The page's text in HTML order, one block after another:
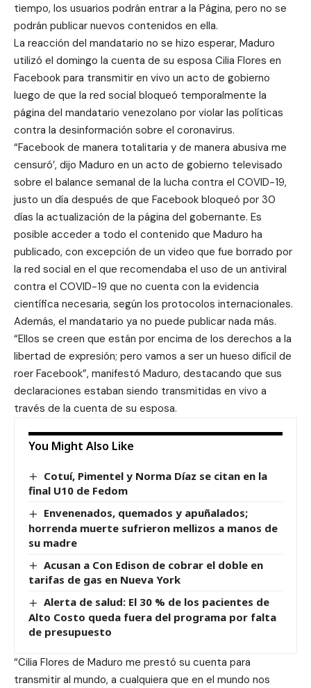
tiempo, los usuarios podrán entrar a la Página, pero no se
podrán publicar nuevos contenidos en ella.
La reacción del mandatario no se hizo esperar, Maduro
utilizó el domingo la cuenta de su esposa Cilia Flores en
Facebook para transmitir en vivo un acto de gobierno
luego de que la red social bloqueó temporalmente la
página del mandatario venezolano por violar las políticas
contra la desinformación sobre el coronavirus.
“Facebook de manera totalitaria y de manera abusiva me
censuró’, dijo Maduro en un acto de gobierno televisado
sobre el balance semanal de la lucha contra el COVID-19,
justo un día después de que Facebook bloqueó por 30
días la actualización de la página del gobernante. Es
posible acceder a todo el contenido que Maduro ha
publicado, con excepción de un video que fue borrado por
la red social en el que recomendaba el uso de un antiviral
contra el COVID-19 que no cuenta con la evidencia
científica necesaria, según los protocolos internacionales.
Además, el mandatario ya no puede publicar nada más.
“Ellos se creen que están por encima de los derechos a la
libertad de expresión; pero vamos a ser un hueso difícil de
roer Facebook”, manifestó Maduro, destacando que sus
declaraciones estaban siendo transmitidas en vivo a
través de la cuenta de su esposa.
You Might Also Like
Cotuí, Pimentel y Norma Díaz se citan en la
final U10 de Fedom
Envenenados, quemados y apuñalados;
horrenda muerte sufrieron mellizos a manos de
su madre
Acusan a Con Edison de cobrar el doble en
tarifas de gas en Nueva York
Alerta de salud: El 30 % de los pacientes de
Alto Costo queda fuera del programa por falta
de presupuesto
“Cilia Flores de Maduro me prestó su cuenta para
transmitir al mundo, a cualquiera que en el mundo nos